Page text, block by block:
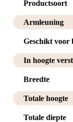
Productsoort
Armleuning
Geschikt voor
In hoogte
Breedte
Totale hoogte
Totale diepte